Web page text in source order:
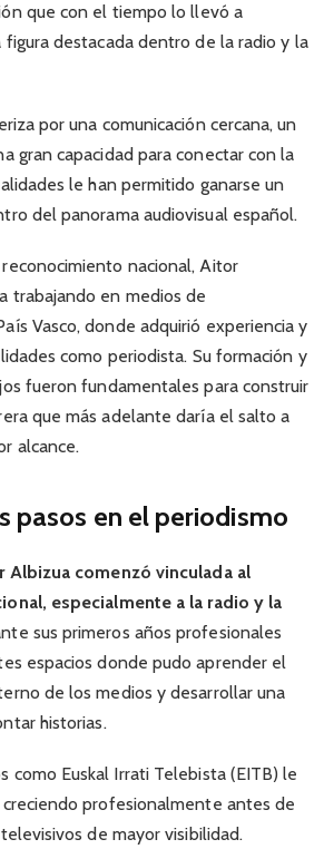
que con el tiempo lo llevó a
destacada dentro de la radio y la
por una comunicación cercana, un
gran capacidad para conectar con la
le han permitido ganarse un
del panorama audiovisual español.
nacional, Aitor
trabajando en medios de
Vasco, donde adquirió experiencia y
como periodista. Su formación y
fueron fundamentales para construir
que más adelante daría el salto a
alcance.
pasos en el periodismo
Albizua comenzó vinculada al
especialmente a la radio y la
sus primeros años profesionales
espacios donde pudo aprender el
de los medios y desarrollar una
historias.
como Euskal Irrati Telebista (EITB) le
profesionalmente antes de
de mayor visibilidad.